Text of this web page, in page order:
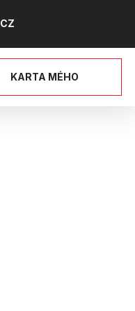
Jazyk
CZ
KARTA MÉHO